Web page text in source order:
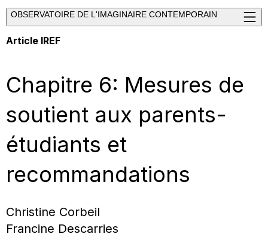
OBSERVATOIRE DE L'IMAGINAIRE CONTEMPORAIN
Article IREF
Chapitre 6: Mesures de
soutient aux parents-
étudiants et
recommandations
Christine Corbeil
Francine Descarries